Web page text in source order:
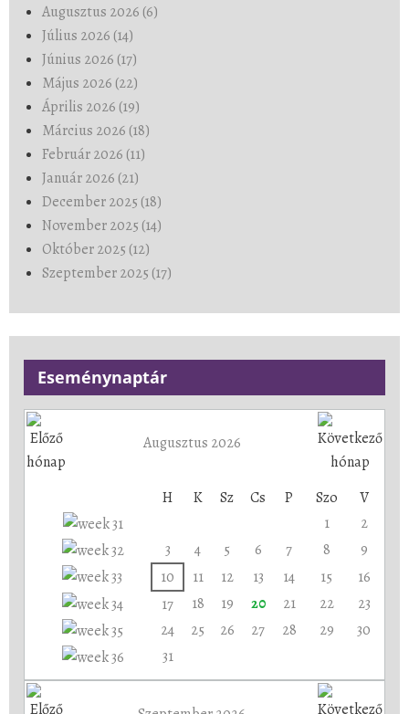
Augusztus 2026 (6)
Július 2026 (14)
Június 2026 (17)
Május 2026 (22)
Április 2026 (19)
Március 2026 (18)
Február 2026 (11)
Január 2026 (21)
December 2025 (18)
November 2025 (14)
Október 2025 (12)
Szeptember 2025 (17)
Eseménynaptár
Augusztus 2026
H K Sz Cs P Szo
V
1
2
3
4 5 6 7 8
9
10
11 12 13 14 15
16
17
18 19 20 21 22
23
24
25 26 27 28 29
30
31